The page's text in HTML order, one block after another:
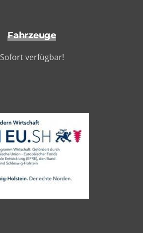
Fahrzeuge
Sofort verfügbar!